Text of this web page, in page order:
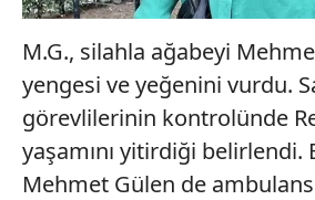
M.G., silahla ağabeyi
yengesi ve yeğenini vurdu.
görevlilerinin kontrolünde
yaşamını yitirdiği belirlendi.
Mehmet Gülen de